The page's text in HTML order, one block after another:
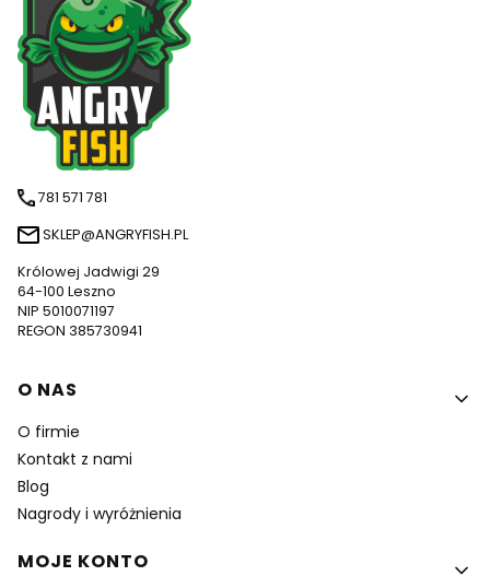
781 571 781
SKLEP@ANGRYFISH.PL
Królowej Jadwigi 29
64-100 Leszno
NIP 5010071197
REGON 385730941
Linki w stopce
O NAS
O firmie
Kontakt z nami
Blog
Nagrody i wyróżnienia
MOJE KONTO